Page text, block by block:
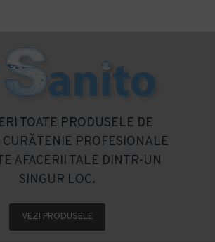
TOATE PRODUSELE DE
CURĂTENIE PROFESIONALE
AFACERII TALE DINTR-UN
SINGUR LOC.
VEZI PRODUSELE